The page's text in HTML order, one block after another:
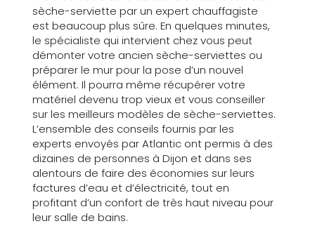
sèche-serviette par un expert chauffagiste
est beaucoup plus sûre. En quelques minutes,
le spécialiste qui intervient chez vous peut
démonter votre ancien sèche-serviettes ou
préparer le mur pour la pose d’un nouvel
élément. Il pourra même récupérer votre
matériel devenu trop vieux et vous conseiller
sur les meilleurs modèles de sèche-serviettes.
L’ensemble des conseils fournis par les
experts envoyés par Atlantic ont permis à des
dizaines de personnes à Dijon et dans ses
alentours de faire des économies sur leurs
factures d’eau et d’électricité, tout en
profitant d’un confort de très haut niveau pour
leur salle de bains.